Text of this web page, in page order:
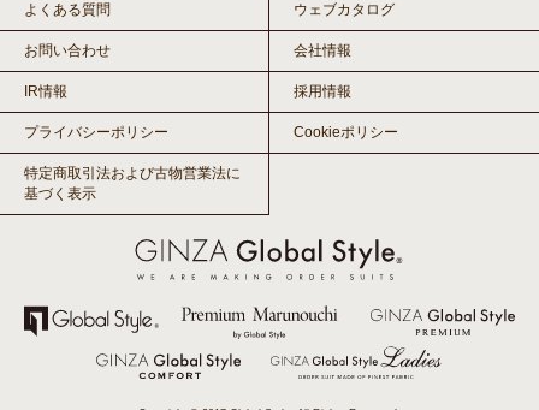
よくある質問 ウェブカタログ
お問い合わせ 会社情報
IR情報 採用情報
プライバシーポリシー Cookieポリシー
特定商取引法および古物営業法に
基づく表示